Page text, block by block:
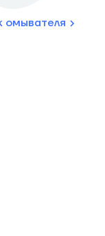
омывателя